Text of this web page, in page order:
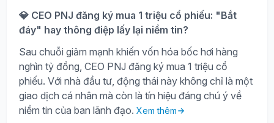
💎 CEO PNJ đăng ký mua 1 triệu cổ phiếu: "Bắt
đáy" hay thông điệp lấy lại niềm tin?
Sau chuỗi giảm mạnh khiến vốn hóa bốc hơi hàng
nghìn tỷ đồng, CEO PNJ đăng ký mua 1 triệu cổ
phiếu. Với nhà đầu tư, động thái này không chỉ là một
giao dịch cá nhân mà còn là tín hiệu đáng chú ý về
niềm tin của ban lãnh đạo. Xem thêm